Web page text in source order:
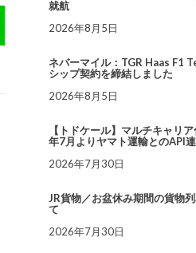
就航
2026年8月5日
ネバーマイル：TGR Haas F1
シップ契約を締結しました
2026年8月5日
【トドケール】マルチキャリ
年7月よりヤマト運輸とのAPI
2026年7月30日
JR貨物／お盆休み期間の貨物
て
2026年7月30日